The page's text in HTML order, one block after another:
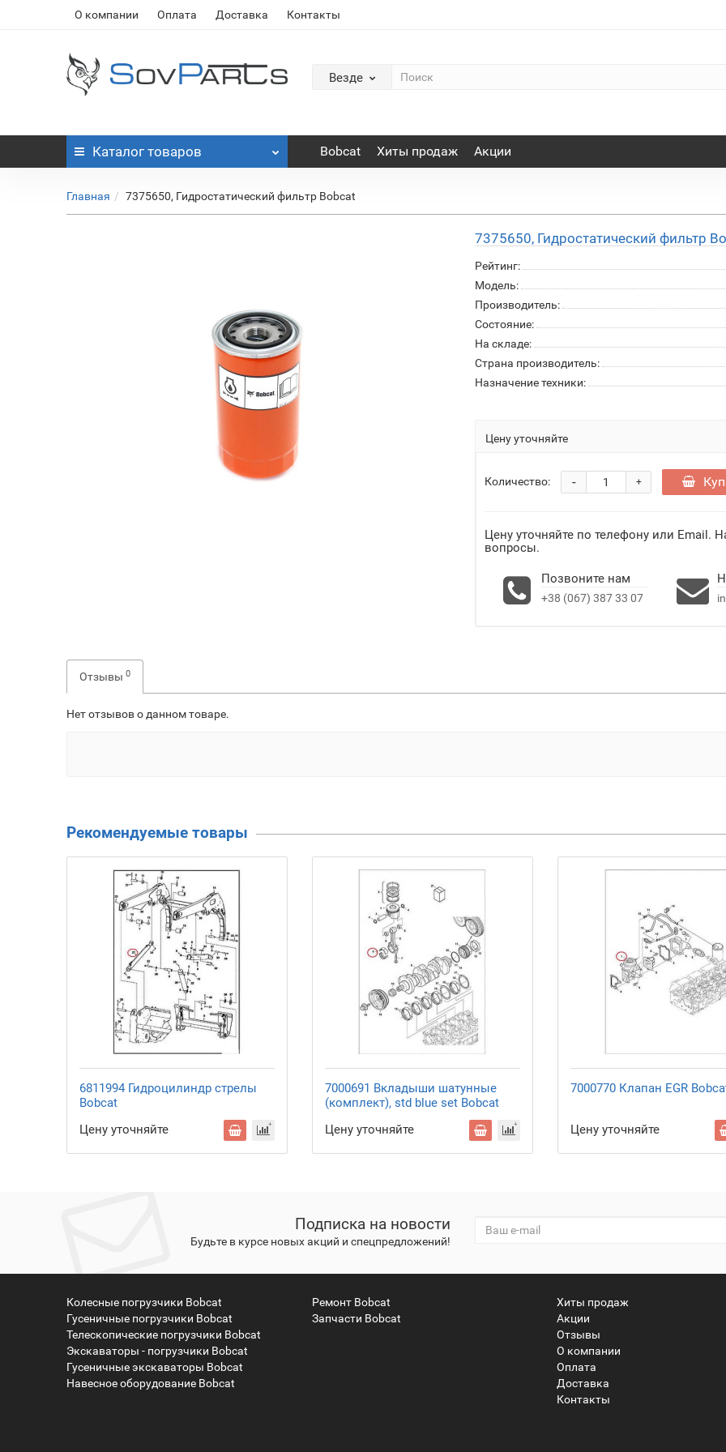
О компании Оплата Доставка Контакты
Везде
Каталог товаров Bobcat Хиты продаж Акции
Главная 7375650, Гидростатический фильтр Bobcat
7375650, Гидростатический фильтр
Рейтинг:
Модель:
Производитель:
Состояние:
На складе:
Страна производитель:
Назначение техники:
Цену уточняйте
Количество: +
-
Цену уточняйте по телефону или Email.
вопросы.
Позвоните нам
+38 (067) 387 33 07
Отзывы0
Нет отзывов о данном товаре.
Рекомендуемые товары
6811994 Гидроцилиндр стрелы
Bobcat
Цену уточняйте
7000691 Вкладыши шатунные
(комплект), std blue set Bobcat
Цену уточняйте
7000770 Клапан EGR
Цену уточняйте
Подписка на новости
Будьте в курсе новых акций и спецпредложений!
Колесные погрузчики Bobcat
Гусеничные погрузчики Bobcat
Телескопические погрузчики Bobcat
Экскаваторы - погрузчики Bobcat
Гусеничные экскаваторы Bobcat
Навесное оборудование Bobcat
Ремонт Bobcat
Запчасти Bobcat
Хиты продаж
Акции
Отзывы
О компании
Оплата
Доставка
Контакты